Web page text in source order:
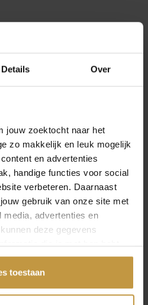
Details Over
jouw zoektocht naar het
zo makkelijk en leuk mogelijk
en advertenties
handige functies voor social
verbeteren. Daarnaast
gebruik van onze site met
advertenties en
deze gegevens
die je met hen hebt
via jouw gebruik van
toestaan
SIERADEN
€34,95
werkdag